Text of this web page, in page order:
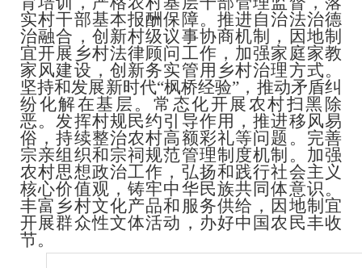
实村干部基本报酬保障。推进自治法治德
治融合，创新村级议事协商机制，因地制
宜开展乡村法律顾问工作，加强家庭家教
家风建设，创新务实管用乡村治理方式。
坚持和发展新时代“枫桥经验”，推动矛盾纠
纷化解在基层。常态化开展农村扫黑除
恶。发挥村规民约引导作用，推进移风易
俗，持续整治农村高额彩礼等问题。完善
宗亲组织和宗祠规范管理制度机制。加强
农村思想政治工作，弘扬和践行社会主义
核心价值观，铸牢中华民族共同体意识。
丰富乡村文化产品和服务供给，因地制宜
开展群众性文体活动，办好中国农民丰收
节。